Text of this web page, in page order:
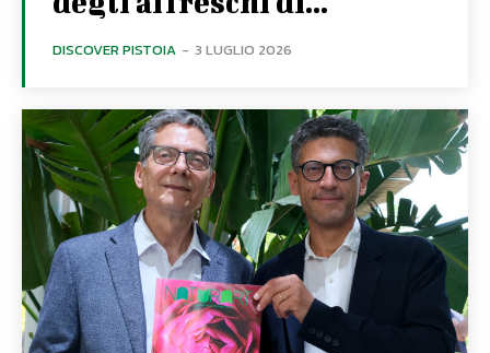
DISCOVER PISTOIA - 3 LUGLIO 2026